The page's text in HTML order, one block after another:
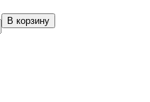
В корзину